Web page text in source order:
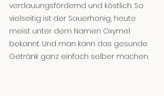
verdauungsfördernd und köstlich. So
vielseitig ist der Sauerhonig, heute
meist unter dem Namen Oxymel
bekannt. Und man kann das gesunde
Getränk ganz einfach selber machen.